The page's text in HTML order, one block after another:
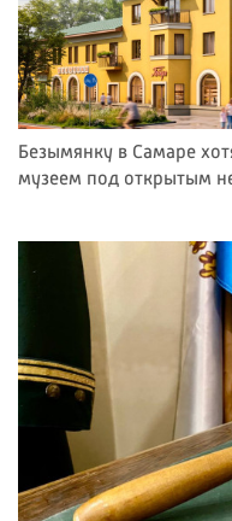
Безымянку в Самаре
музеем под открытым